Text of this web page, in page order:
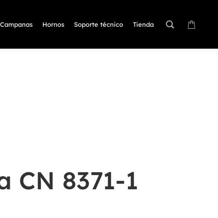
Campanas Hornos Soporte técnico Tienda
CN 8371-1